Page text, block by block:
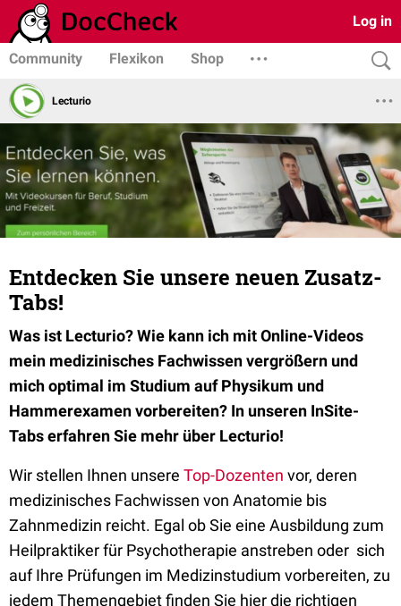
Log in
Community Flexikon Shop
Lecturio
Entdecken Sie unsere neuen Zusatz-
Tabs!
Was ist Lecturio? Wie kann ich mit Online-Videos
mein medizinisches Fachwissen vergrößern und
mich optimal im Studium auf Physikum und
Hammerexamen vorbereiten? In unseren InSite-
Tabs erfahren Sie mehr über Lecturio!
Wir stellen Ihnen unsere Top-Dozenten vor, deren
medizinisches Fachwissen von Anatomie bis
Zahnmedizin reicht. Egal ob Sie eine Ausbildung zum
Heilpraktiker für Psychotherapie anstreben oder sich
auf Ihre Prüfungen im Medizinstudium vorbereiten, zu
jedem Themengebiet finden Sie hier die richtigen